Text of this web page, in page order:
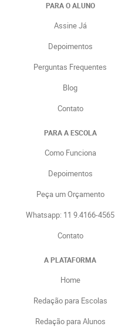
PARA O ALUNO
Assine Já
Depoimentos
Perguntas Frequentes
Blog
Contato
PARA A ESCOLA
Como Funciona
Depoimentos
Peça um Orçamento
Whatsapp: 11 9.4166-4565
Contato
A PLATAFORMA
Home
Redação para Escolas
Redação para Alunos